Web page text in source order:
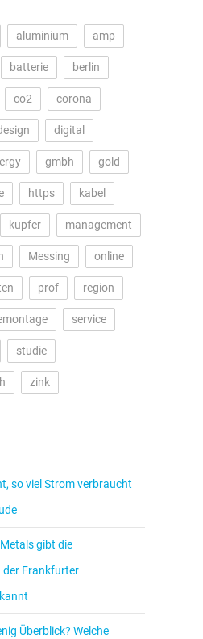
aluminium amp
batterie berlin
co2 corona
digital
gmbh gold
https kabel
kupfer management
Messing online
prof region
service
studie
zink
so viel Strom verbraucht
gibt die
der Frankfurter
Überblick? Welche